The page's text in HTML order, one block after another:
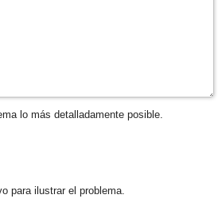
lo más detalladamente posible.
para ilustrar el problema.